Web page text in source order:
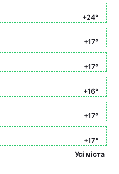
+24°
+17°
+17°
+16°
+17°
+17°
Усі міста